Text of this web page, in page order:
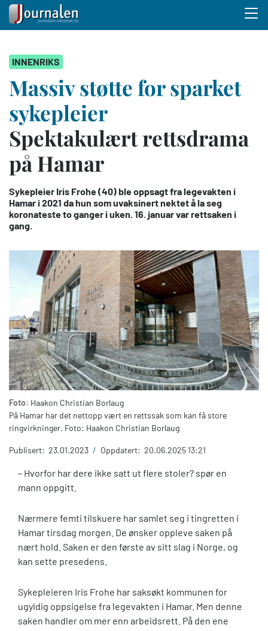
hovedinnhold
INNENRIKS
Massiv støtte for sparket
sykepleier
Spektakulært rettsdrama
på Hamar
Sykepleier Iris Frohe (40) ble oppsagt fra legevakten i
Hamar i 2021 da hun som uvaksinert nektet å la seg
koronateste to ganger i uken. 16. januar var rettsaken i
gang.
Foto: Haakon Christian Borlaug
På Hamar har det nettopp vært en rettssak som kan få store
ringvirkninger. Foto: Haakon Christian Borlaug
Publisert: 23.01.2023 / Oppdatert: 20.06.2025 13:21
– Hvorfor har dere ikke satt ut flere stoler? spør en
mann oppgitt.
Nærmere femti tilskuere har samlet seg i tingretten i
Hamar tirsdag morgen. De ønsker oppleve saken på
nært hold. Saken er den første av sitt slag i Norge, og
kan sette presedens.
Sykepleieren Iris Frohe har saksøkt kommunen for
ugyldig oppsigelse fra legevakten i Hamar. Men denne
saken handler om mer enn arbeidsrett. På den ene